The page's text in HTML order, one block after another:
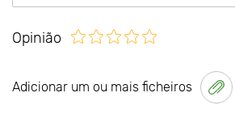
Opinião
Adicionar um ou mais ficheiros